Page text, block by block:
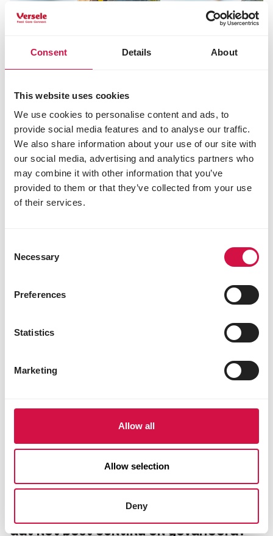
Consent Details About
This website uses cookies
We use cookies to personalise content and ads, to
provide social media features and to analyse our traffic.
We also share information about your use of our site with
our social media, advertising and analytics partners who
may combine it with other information that you’ve
provided to them or that they’ve collected from your use
of their services.
Selection
Necessary
Preferences
Statistics
Marketing
Allow all
Allow selection
Deny
VOEDING
Welk vogelvoer geef ik in welk
seizoen?
dat het best continu en gevarieerd?